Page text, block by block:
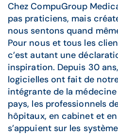
Chez CompuGroup
pas praticiens, mais
nous sentons quand
Pour nous et tous les
c’est autant une
inspiration. Depuis 30
logicielles ont fait de
intégrante de la
pays, les professionnels
hôpitaux, en cabinet et
s’appuient sur les